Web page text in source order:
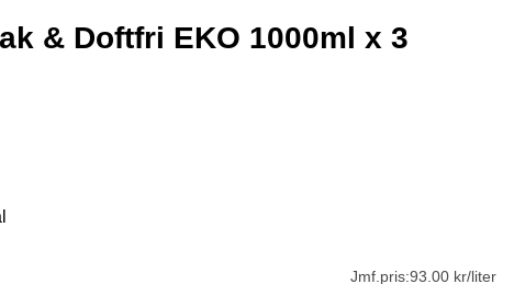
& Doftfri EKO 1000ml x 3
2
Jmf.pris:93.00 kr/liter